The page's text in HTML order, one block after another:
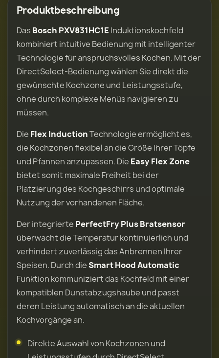
Produktbeschreibung
Das Bosch PXV831HC1E Induktionskochfeld
kombiniert intuitive Bedienung mit intelligenter
Technologie für anspruchsvolles Kochen. Mit der
DirectSelect-Bedienung wählen Sie direkt die
gewünschte Kochzone und Leistungsstufe,
ohne durch komplexe Menüs navigieren zu
müssen.
Die Flex InductionTechnologie ermöglicht es,
die Kochzonen flexibel an die Größe Ihrer Töpfe
und Pfannen anzupassen. Die Easy Flex Zone
bietet somit maximale Freiheit bei der
Platzierung des Kochgeschirrs und optimale
Nutzung der vorhandenen Fläche.
Der integrierte PerfectFry Plus Bratsensor
überwacht die Temperatur kontinuierlich und
verhindert zuverlässig das Anbrennen Ihrer
Speisen. Durch dieSmart Hood Automatic
Funktion kommuniziert das Kochfeld mit einer
kompatiblen Dunstabzugshaube und passt
deren Leistung automatisch an die aktuellen
Kochvorgänge an.
Direkte Auswahl von Kochzonen und